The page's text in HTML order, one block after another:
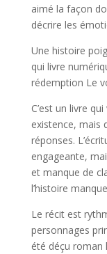
aimé la façon
décrire les
Une histoire
qui livre
rédemption Le
C’est un livre
existence, mais
réponses.
engageante,
et manque de
l’histoire
Le récit est
personnages
été déçu roman